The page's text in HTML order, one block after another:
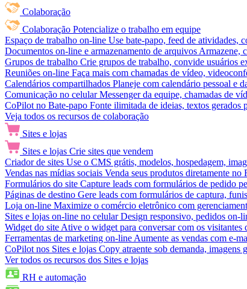
Colaboração
Colaboração Potencialize o trabalho em equipe
Espaço de trabalho on-line Use bate-papo, feed de atividades,
Documentos on-line e armazenamento de arquivos Armazene,
Grupos de trabalho Crie grupos de trabalho, convide usuários
Reuniões on-line Faça mais com chamadas de vídeo,
Calendários compartilhados Planeje com calendário pessoal e
Comunicação no celular Messenger da equipe, chamadas de
CoPilot no Bate-papo Fonte ilimitada de ideias, textos
Veja todos os recursos de colaboração
Sites e lojas
Sites e lojas Crie sites que vendem
Criador de sites Use o CMS grátis, modelos, hospedagem,
Vendas nas mídias sociais Venda seus produtos diretamente
Formulários do site Capture leads com formulários de pedido
Páginas de destino Gere leads com formulários de captura,
Loja on-line Maximize o comércio eletrônico com
Sites e lojas on-line no celular Design responsivo, pedidos on-
Widget do site Ative o widget para conversar com os visitantes
Ferramentas de marketing on-line Aumente as vendas com e-
CoPilot nos Sites e lojas Copy atraente sob demanda, imagens
Ver todos os recursos dos Sites e lojas
RH e automação